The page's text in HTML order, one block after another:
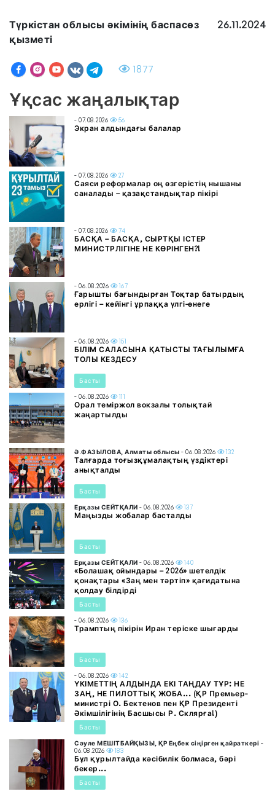
Түркістан облысы әкімінің баспасөз
қызметі
26.11.2024
1877
Ұқсас жаңалықтар
- 07.08.2026 56
Экран алдындағы балалар
- 07.08.2026 27
Саяси реформалар оң өзгерістің нышаны
саналады – қазақстандықтар пікірі
- 07.08.2026 74
БАСҚА – БАСҚА, СЫРТҚЫ ІСТЕР
МИНИСТРЛІГІНЕ НЕ КӨРІНГЕН?!
- 06.08.2026 167
Ғарышты бағындырған Тоқтар батырдың
ерлігі – кейінгі ұрпаққа үлгі-өнеге
- 06.08.2026 151
БІЛІМ САЛАСЫНА ҚАТЫСТЫ ТАҒЫЛЫМҒА
ТОЛЫ КЕЗДЕСУ
Басты
- 06.08.2026 111
Орал теміржол вокзалы толықтай
жаңартылды
Ә.ФАЗЫЛОВА, Алматы облысы - 06.08.2026 132
Талғарда тоғызқұмалақтың үздіктері
анықталды
Басты
Ерқазы СЕЙТҚАЛИ - 06.08.2026 137
Маңызды жобалар басталды
Басты
Ерқазы СЕЙТҚАЛИ - 06.08.2026 140
«Болашақ ойындары – 2026» шетелдік
қонақтары «Заң мен тәртіп» қағидатына
қолдау білдірді
Басты
- 06.08.2026 136
Трамптың пікірін Иран теріске шығарды
Басты
- 06.08.2026 142
ҮКІМЕТТІҢ АЛДЫНДА ЕКІ ТАҢДАУ ТҰР: НЕ
ЗАҢ, НЕ ПИЛОТТЫҚ ЖОБА... (ҚР Премьер-
министрі О. Бектенов пен ҚР Президенті
Әкімшілігінің Басшысы Р. Склярға!)
Басты
Сәуле МЕШІТБАЙҚЫЗЫ, ҚР Еңбек сіңірген қайраткері -
06.08.2026
183
Бұл құрылтайда кәсібилік болмаса, бәрі
бекер...
Басты